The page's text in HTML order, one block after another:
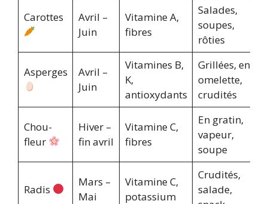
Carottes
Avril –
Juin
Vitamine A,
fibres
Salades,
soupes,
rôties
Asperges
Avril –
Juin
Vitamines B,
K,
antioxydants
Grillées, en
omelette,
crudités
Chou-
fleur
Hiver –
fin avril
Vitamine C,
fibres
En gratin,
vapeur,
soupe
Radis
Mars –
Mai
Vitamine C,
potassium
Crudités,
salade,